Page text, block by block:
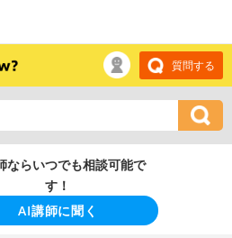
質問する
ならいつでも相談可能で
す！
AI講師に聞く